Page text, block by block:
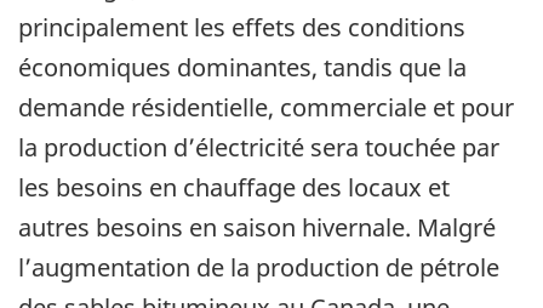
principalement les effets des conditions
économiques dominantes, tandis que la
demande résidentielle, commerciale et pour
la production d’électricité sera touchée par
les besoins en chauffage des locaux et
autres besoins en saison hivernale. Malgré
l’augmentation de la production de pétrole